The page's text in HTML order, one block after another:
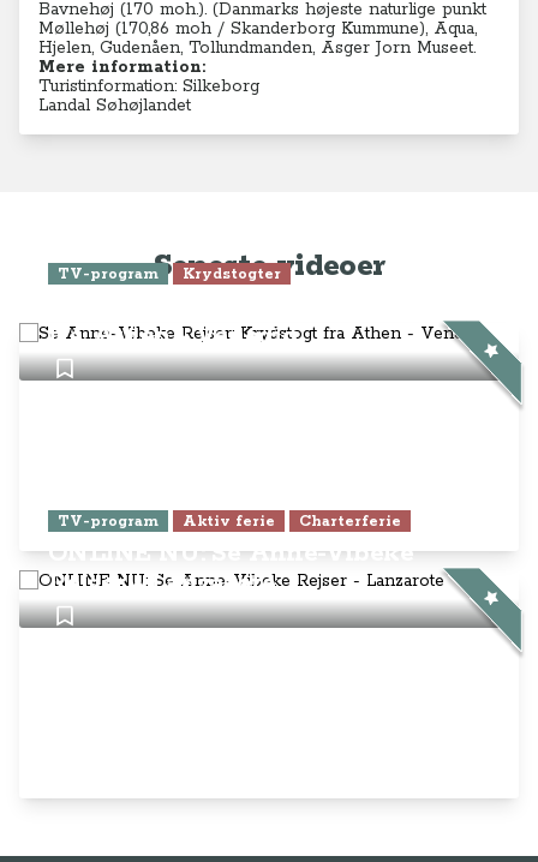
Bavnehøj (170 moh.). (Danmarks højeste naturlige punkt
Møllehøj (170,86 moh / Skanderborg Kummune), Aqua,
Hjelen, Gudenåen, Tollundmanden, Asger Jorn Museet.
Mere information:
Turistinformation: Silkeborg
Landal Søhøjlandet
Seneste videoer
TV-program Krydstogter
fra Athen - Venedig
TV-program Aktiv ferie Charterferie
ONLINE NU: Se Anne-Vibeke
Rejser - Lanzarote